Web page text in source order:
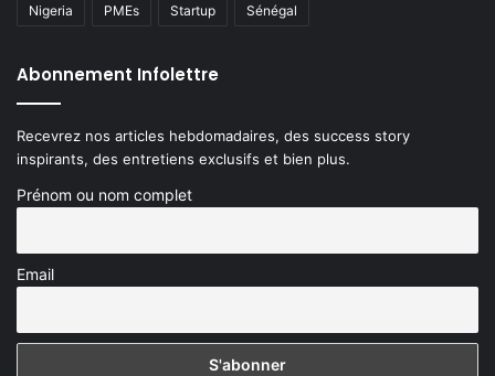
Nigeria PMEs Startup Sénégal
Abonnement Infolettre
Recevrez nos articles hebdomadaires, des success story
inspirants, des entretiens exclusifs et bien plus.
Prénom ou nom complet
Email